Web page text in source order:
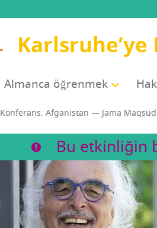
Alman­ca öğrenmek
Kon­fe­rans: Afga­nis­tan — Jama
Bu etkinliğin